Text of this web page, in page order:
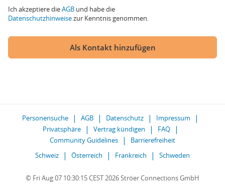
Ich akzeptiere dieAGB und habe die
Datenschutzhinweisezur Kenntnis genommen.
Als Kontakt hinzufügen
Personensuche AGB Datenschutz
Impressum
Privatsphäre
Vertrag kündigen
FAQ
Community Guidelines
Barrierefreiheit
Schweiz
Österreich Frankreich Schweden
© Fri Aug 07 10:30:15 CEST 2026 Ströer Connections GmbH